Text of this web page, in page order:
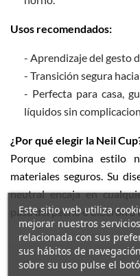
Usos recomendados:
- Aprendizaje del gesto
- Transición segura
- Perfecta para casa,
líquidos sin
¿Por qué elegir la Neil
Porque combina estilo
materiales seguros. Su
neutral encaja en
paso del pecho o biberón
–
Este sitio web utiliza
mejorar nuestros
relacionada con sus
sus hábitos de
sobre su uso pulse el